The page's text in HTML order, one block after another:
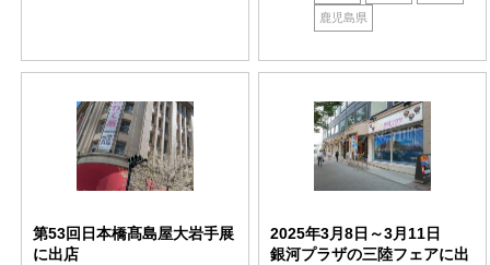
鹿児島県
第53回日本橋髙島屋大岩手展
に出店
2025年3月8日～3月11日
銀河プラザの三陸フェアに出